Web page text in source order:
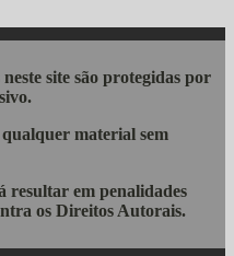
neste site são protegidas por
material sem
resultar em penalidades
os Direitos Autorais.